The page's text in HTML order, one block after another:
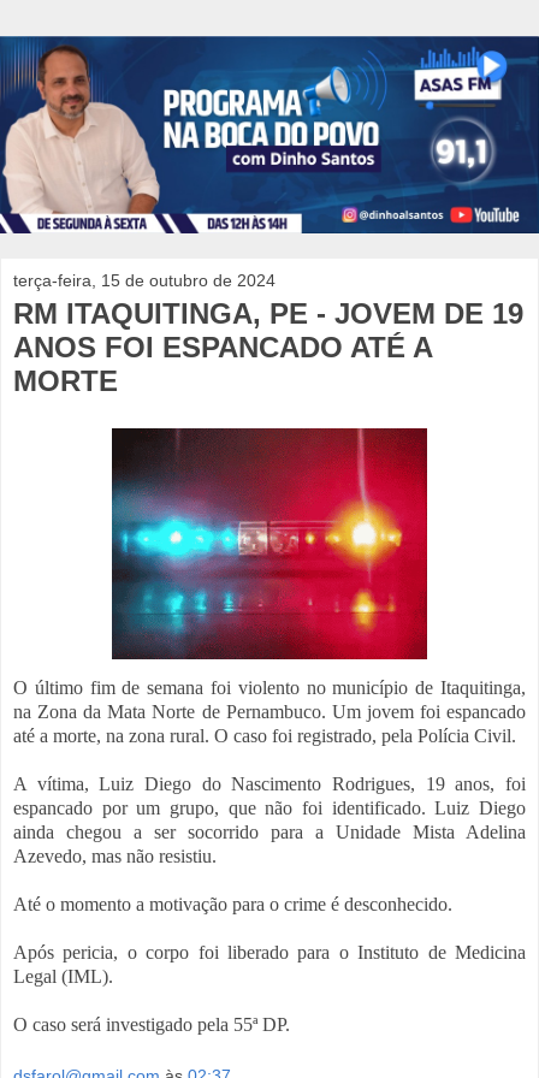
terça-feira, 15 de outubro de 2024
RM ITAQUITINGA, PE - JOVEM DE 19
ANOS FOI ESPANCADO ATÉ A
MORTE
O último fim de semana foi violento nomunicípio de Itaquitinga,
na Zona da Mata Norte de Pernambuco. Um jovem foi espancado
até a morte, na zona rural. O caso foi registrado, pela Polícia Civil.
A vítima, Luiz Diego do Nascimento Rodrigues, 19 anos, foi
espancado por um grupo, que não foi identificado.Luiz Diego
ainda chegou a ser socorrido para a Unidade Mista Adelina
Azevedo, mas não resistiu.
Até o momento a motivação para o crime é desconhecido.
Após pericia, o corpo foi liberado para o Instituto de Medicina
Legal (IML).
O caso será investigado pela 55ª DP.